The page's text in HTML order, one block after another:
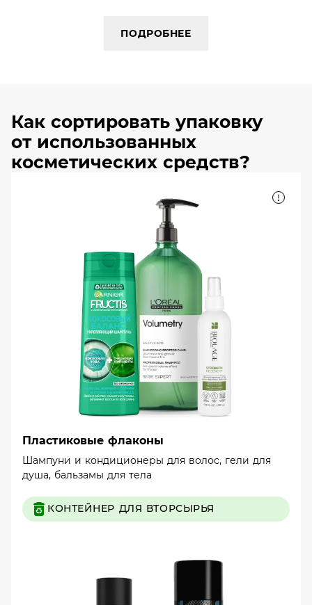
ПОДРОБНЕЕ
Как сортировать упаковку
от использованных
косметических средств?
Пластиковые флаконы
Шампуни и кондиционеры для волос, гели для
душа, бальзамы для тела
КОНТЕЙНЕР ДЛЯ ВТОРСЫРЬЯ